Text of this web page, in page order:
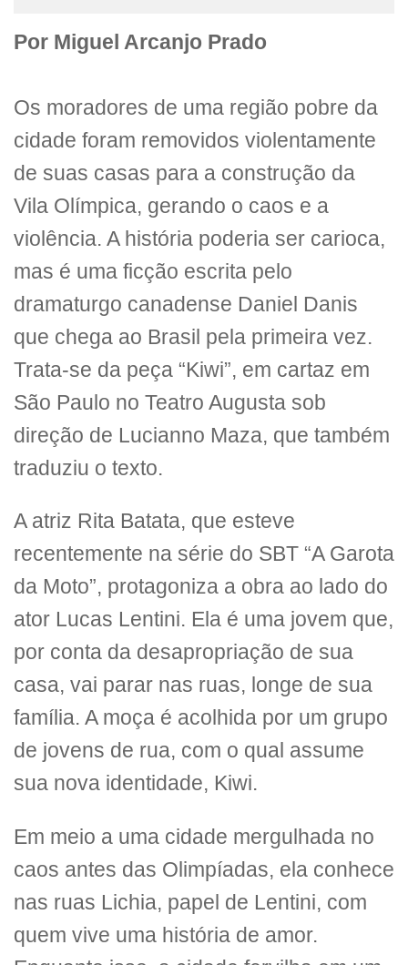
Por Miguel Arcanjo Prado
Os moradores de uma região pobre da
cidade foram removidos violentamente
de suas casas para a construção da
Vila Olímpica, gerando o caos e a
violência. A história poderia ser carioca,
mas é uma ficção escrita pelo
dramaturgo canadense Daniel Danis
que chega ao Brasil pela primeira vez.
Trata-se da peça “Kiwi”, em cartaz em
São Paulo no Teatro Augusta sob
direção de Lucianno Maza, que também
traduziu o texto.
A atriz Rita Batata, que esteve
recentemente na série do SBT “A Garota
da Moto”, protagoniza a obra ao lado do
ator Lucas Lentini. Ela é uma jovem que,
por conta da desapropriação de sua
casa, vai parar nas ruas, longe de sua
família. A moça é acolhida por um grupo
de jovens de rua, com o qual assume
sua nova identidade, Kiwi.
Em meio a uma cidade mergulhada no
caos antes das Olimpíadas, ela conhece
nas ruas Lichia, papel de Lentini, com
quem vive uma história de amor.